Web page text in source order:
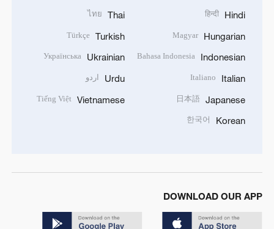
Hindi
हिन्दी
Hungarian
Magyar
Indonesian
Bahasa Indonesia
Italian
Italiano
Japanese
日本語
Korean
한국어
Thai
ไทย
Turkish
Türkçe
Ukrainian
Українська
Urdu اردو
Vietnamese
Tiếng Việt
DOWNLOAD OUR APP